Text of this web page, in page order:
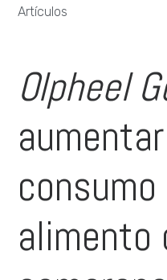
Artículos
Olpheel
consumo
alimento